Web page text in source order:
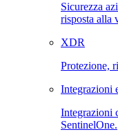
Sicurezza
risposta alla
XDR
Protezione,
Integrazioni
Integrazioni
SentinelOne.